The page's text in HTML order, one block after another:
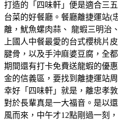
打造的「四味軒」便是適合三
台菜的好餐廳。餐廳離捷運站(
離，魷魚螺肉蒜、 龍蝦三明治
上國人中餐最愛的台式櫻桃片
腱骨，以及手沖麻婆豆腐，全
期間還有打卡免費送龍蝦的優惠
金的信義區，要找到離捷運站
幸好「四味軒」就是，離忠孝
對於長輩真是一大福音。是以
風而來，中午才12點剛過一刻